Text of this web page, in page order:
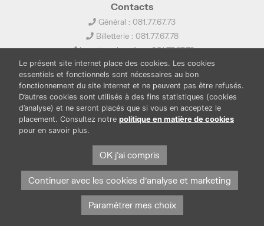
Contacts
Général : 081.77.67.73
Billetterie : 081.77.67.78
Location de salles : 081.77.67.79
info@ledelta.be
BOUTIQUE
Protection des données et cookies
Mentions légales
Le présent site internet place des cookies. Les cookies
essentiels et fonctionnels sont nécessaires au bon
fonctionnement du site Internet et ne peuvent pas être refusés.
D’autres cookies sont utilisés à des fins statistiques (cookies
d’analyse) et ne seront placés que si vous en acceptez le
placement. Consultez notre politique en matière de cookies
pour en savoir plus.
OK j'ai compris
Continuer avec les cookies d'analyse et marketing
Paramétrer mes choix